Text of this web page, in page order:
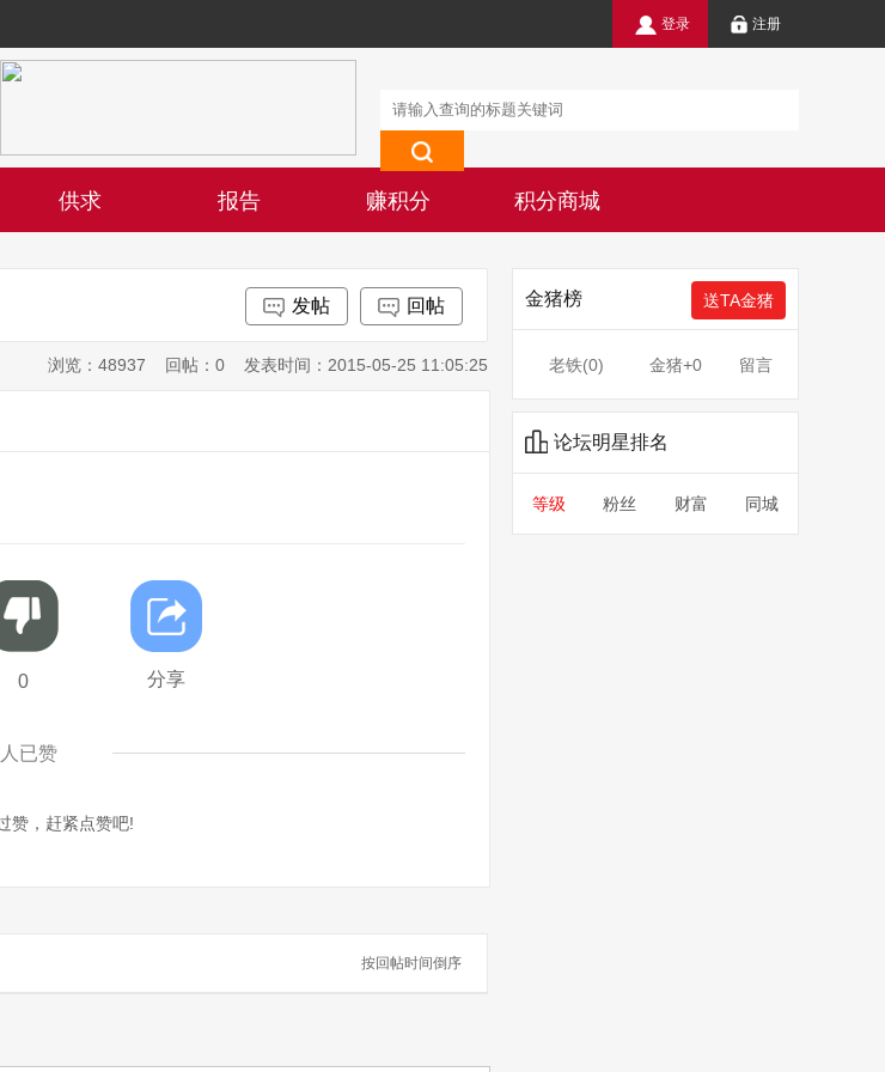
登录 注册
供求 报告 赚积分 积分商城
回帖
发帖
浏览：48937 回帖：0 发表时间：2015-05-25 11:05:25
0 分享
人已赞
赞，赶紧点赞吧!
按回帖时间倒序
金猪榜 送TA金猪
老铁(0) 金猪+0 留言
论坛明星排名
等级 粉丝 财富 同城